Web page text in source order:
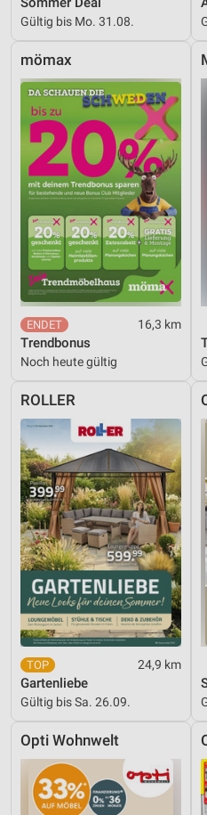
Gültig bis Mo. 31.08.
mömax
16,3 km
Trendbonus
Noch heute gültig
ROLLER
24,9 km
Gartenliebe
Gültig bis Sa. 26.09.
Opti Wohnwelt